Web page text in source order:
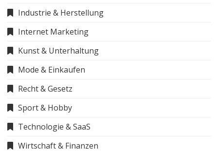
Industrie & Herstellung
Internet Marketing
Kunst & Unterhaltung
Mode & Einkaufen
Recht & Gesetz
Sport & Hobby
Technologie & SaaS
Wirtschaft & Finanzen